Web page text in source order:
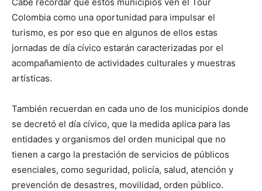
Colombia como una oportunidad para impulsar el
turismo, es por eso que en algunos de ellos estas
jornadas de día cívico estarán caracterizadas por el
acompañamiento de actividades culturales y muestras
artísticas.
También recuerdan en cada uno de los municipios donde
se decretó el día cívico, que la medida aplica para las
entidades y organismos del orden municipal que no
tienen a cargo la prestación de servicios de públicos
esenciales, como seguridad, policía, salud, atención y
prevención de desastres, movilidad, orden público.